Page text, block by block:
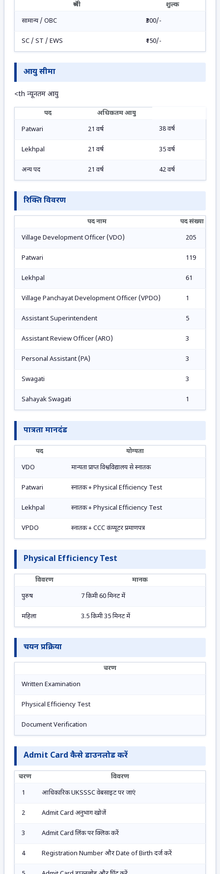
श्रेणी
शुल्क
सामान्य / OBC
₹300/-
SC / ST / EWS ₹150/-
आयु सीमा
<th न्यूनतम आयु
पद
अधिकतम आयु
Patwari
21 वर्ष 38 वर्ष
Lekhpal 21 वर्ष 35 वर्ष
अन्य पद 21 वर्ष 42 वर्ष
रिक्ति विवरण
पद नाम
पद संख्या
Village Development Officer (VDO)
205
Patwari 119
Lekhpal 61
Village Panchayat Development Officer (VPDO) 1
Assistant Superintendent 5
Assistant Review Officer (ARO) 3
Personal Assistant (PA) 3
Swagati 3
Sahayak Swagati 1
पात्रता मानदंड
पद
योग्यता
VDO
मान्यता प्राप्त विश्वविद्यालय से स्नातक
Patwari स्नातक + Physical Efficiency Test
Lekhpal स्नातक + Physical Efficiency Test
VPDO स्नातक + CCC कंप्यूटर प्रमाणपत्र
Physical Efficiency Test
विवरण
मानक
पुरुष
7 किमी 60 मिनट में
महिला 3.5 किमी 35 मिनट में
चयन प्रक्रिया
चरण
Written Examination
Physical Efficiency Test
Document Verification
Admit Card कैसे डाउनलोड करें
चरण
विवरण
1
आधिकारिक UKSSSC वेबसाइट पर जाएं
2 Admit Card अनुभाग खोजें
3 Admit Card लिंक पर क्लिक करें
4 Registration Number और Date of Birth दर्ज करें